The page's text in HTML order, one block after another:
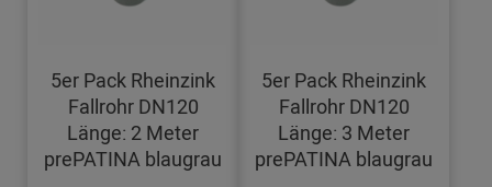
5er Pack Rheinzink
Fallrohr DN120
Länge: 2 Meter
prePATINA blaugrau
5er Pack Rheinzink
Fallrohr DN120
Länge: 3 Meter
prePATINA blaugrau